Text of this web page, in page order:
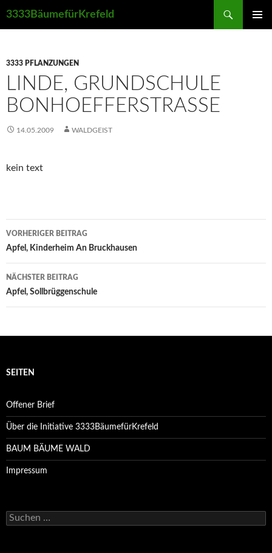
3333BäumefürKrefeld
3333 PFLANZUNGEN
LINDE, GRUNDSCHULE
BONHOEFFERSTRASSE
14.05.2009 WALDGEIST
kein text
Beitrags-
Navigation
VORHERIGER BEITRAG
Apfel, Kinderheim An Bruckhausen
NÄCHSTER BEITRAG
Apfel, Sollbrüggenschule
SEITEN
Offener Brief
Über die Initiative 3333BäumefürKrefeld
BAUM BÄUME WALD
Impressum
Suchen
nach: